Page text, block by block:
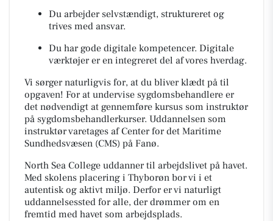
Du arbejder selvstændigt, struktureret og
trives med ansvar.
Du har gode digitale kompetencer. Digitale
værktøjer er en integreret del af vores hverdag.
Vi sørger naturligvis for, at du bliver klædt på til
opgaven! For at undervise sygdomsbehandlere er
det nødvendigt at gennemføre kursus som instruktør
på sygdomsbehandlerkurser. Uddannelsen som
instruktør varetages af Center for det Maritime
Sundhedsvæsen (CMS) på Fanø.
North Sea College uddanner til arbejdslivet på havet.
Med skolens placering i Thyborøn bor vi i et
autentisk og aktivt miljø. Derfor er vi naturligt
uddannelsessted for alle, der drømmer om en
fremtid med havet som arbejdsplads.